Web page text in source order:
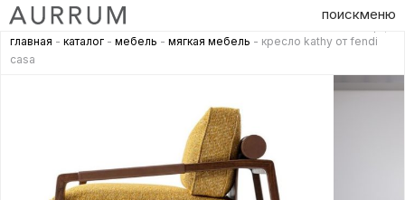
поискменю
главная - каталог - мебель - мягкая мебель - кресло kathy от fendi
casa